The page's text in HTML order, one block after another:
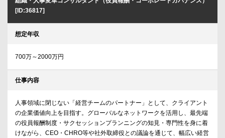
[ID:36817]
想定年収
700万～2000万円
仕事内容
人事領域に閉じない「経営チームのパートナー」として、クライアント
の企業価値向上を目指す。グローバルなネットワークを活用し、最先端
の役員報酬制度・サクセッションプランニングの知見・専門性を身に着
けながら、CEO・CHRO等や社外取締役との議論を通じて、幅広い経営